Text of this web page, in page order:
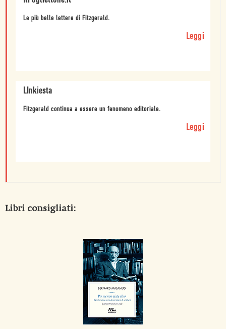
Le più belle lettere di Fitzgerald.
Leggi
LInkiesta
Fitzgerald continua a essere un fenomeno editoriale.
Leggi
Libri consigliati: